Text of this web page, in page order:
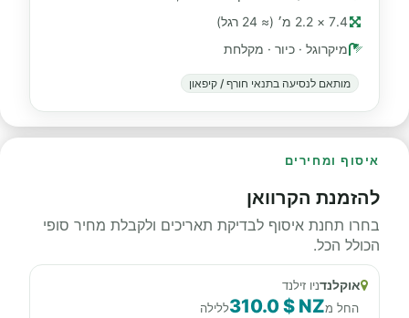
7.4 × 2.2 מ׳ (≈ 24 רגל)
מיקרוגל · כיור · מקלחת
מותאם לנסיעה בתנאי חורף / קיפאון
איסוף ומחירים
להזמנת הקרוואן
בחרו תחנת איסוף לבדיקת תאריכים ולקבלת מחיר סופי
הכולל הכל.
אוקלנדניו זילנד
החל מ310.0 $ NZללילה